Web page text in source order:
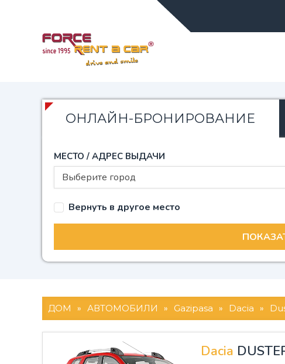
ОНЛАЙН-БРОНИРОВАНИЕ
МЕСТО / АДРЕС ВЫДАЧИ
Выберите город
Вернуть в другое место
ДОМ » АВТОМОБИЛИ » Gazipasa » Dacia »
Dacia